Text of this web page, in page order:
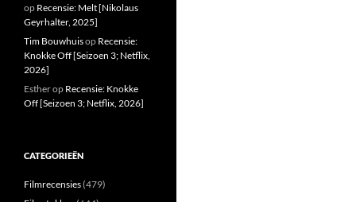
op Recensie: Melt [Nikolaus
Geyrhalter, 2025]
Tim Bouwhuisop Recensie:
Knokke Off [Seizoen 3; Netflix,
2026]
Estherop Recensie: Knokke
Off [Seizoen 3; Netflix, 2026]
CATEGORIEËN
Filmrecensies(479)